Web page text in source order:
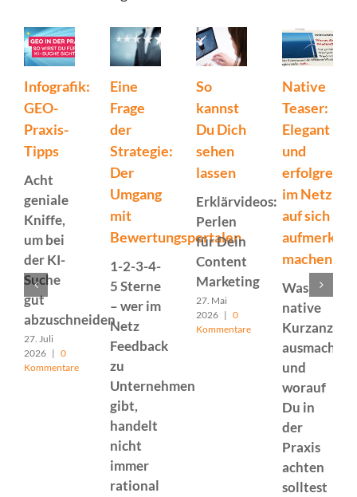
Infografik:
GEO-
Praxis-
Tipps
Acht
geniale
Kniffe,
um bei
der KI-
Suche
gut
abzuschneiden
27. Juli
2026 | 0
Kommentare
Eine
Frage
der
Strategie:
Der
Umgang
mit
Bewertungsportalen
1-2-3-4-
5 Sterne
– wer im
Netz
Feedback
zu
Unternehmen
gibt,
handelt
nicht
immer
rational
So
kannst
Du Dich
sehen
lassen
Erklärvideos:
Perlen
für Dein
Content
Marketing
27. Mai
2026 | 0
Kommentare
Native
Teaser:
Elegant
und
erfolgreich
im Netz
auf sich
machen
Was
native
ausmacht
und
worauf
Du in
der
Praxis
achten
solltest